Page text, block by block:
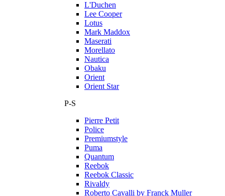
L'Duchen
Lee Cooper
Lotus
Mark Maddox
Maserati
Morellato
Nautica
Obaku
Orient
Orient Star
P-S
Pierre Petit
Police
Premiumstyle
Puma
Quantum
Reebok
Reebok Classic
Rivaldy
Roberto Cavalli by Franck Muller